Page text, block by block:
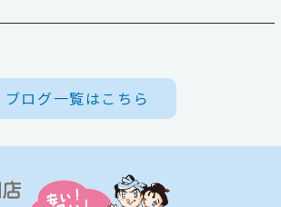
ブログ一覧はこちら